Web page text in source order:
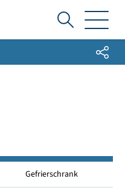
Ich
suche...Share
Gefrierschrank